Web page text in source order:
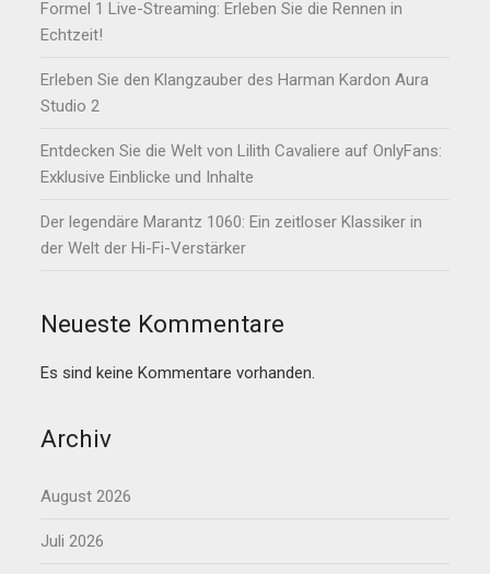
Formel 1 Live-Streaming: Erleben Sie die Rennen in
Echtzeit!
Erleben Sie den Klangzauber des Harman Kardon Aura
Studio 2
Entdecken Sie die Welt von Lilith Cavaliere auf OnlyFans:
Exklusive Einblicke und Inhalte
Der legendäre Marantz 1060: Ein zeitloser Klassiker in
der Welt der Hi-Fi-Verstärker
Neueste Kommentare
Es sind keine Kommentare vorhanden.
Archiv
August 2026
Juli 2026